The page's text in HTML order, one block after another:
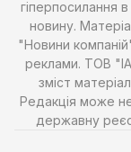
гіперпосилання
новину.
"Новини
реклами. ТОВ "ІА
зміст
Редакція може
державну